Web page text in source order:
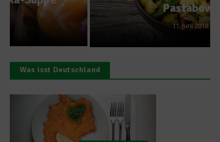
Pastabowl
11. Juni 2018
Was isst Deutschland